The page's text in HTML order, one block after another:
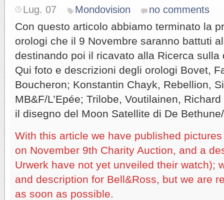
Lug. 07 Mondovision no comments
Con questo articolo abbiamo terminato la
orologi che il 9 Novembre saranno battuti
destinando poi il ricavato alla Ricerca sulla
Qui foto e descrizioni degli orologi Bovet,
Boucheron; Konstantin Chayk, Rebellion,
MB&F/L’Epée; Trilobe, Voutilainen,
il disegno del Moon Satellite di De
With this article we have published
on November 9th Charity Auction, and a
Urwerk have not yet unveiled their watch);
and description for Bell&Ross, but we are
as soon as possible.